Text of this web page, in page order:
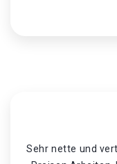
Sehr nette und